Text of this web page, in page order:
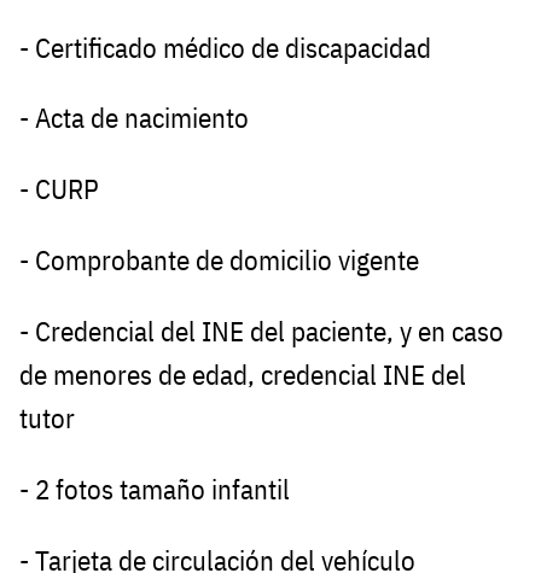
- Certificado médico de discapacidad
- Acta de nacimiento
- CURP
- Comprobante de domicilio vigente
- Credencial del INE del paciente, y en caso
de menores de edad, credencial INE del
tutor
- 2 fotos tamaño infantil
- Tarjeta de circulación del vehículo